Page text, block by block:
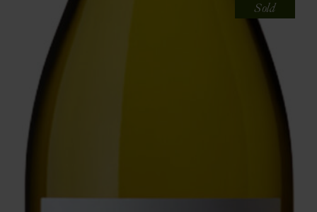
Sold